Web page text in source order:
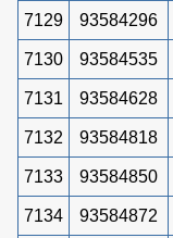
7129 93584296
7130 93584535
7131 93584628
7132 93584818
7133 93584850
7134 93584872